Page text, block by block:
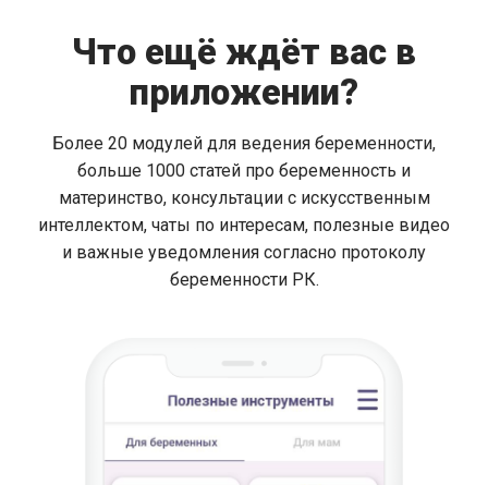
Что ещё ждёт вас в
приложении?
Более 20 модулей для ведения беременности,
больше 1000 статей про беременность и
материнство, консультации с искусственным
интеллектом, чаты по интересам, полезные видео
и важные уведомления согласно протоколу
беременности РК.